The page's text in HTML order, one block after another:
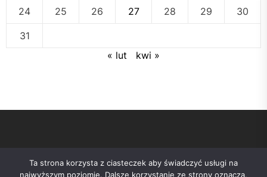
24 25 26 27 28 29 30
31
« lut
kwi »
Ta strona korzysta z ciasteczek aby świadczyć usługi na
najwyższym poziomie. Dalsze korzystanie ze strony oznacza,